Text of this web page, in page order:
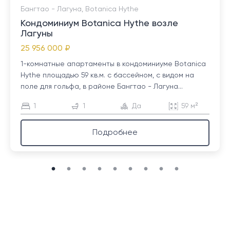
Бангтао - Лагуна, Botanica Hythe
Кондоминиум Botanica Hythe возле
Лагуны
25 956 000 ₽
1-комнатные апартаменты в кондоминиуме Botanica
Hythe площадью 59 кв.м. с бассейном, с видом на
поле для гольфа, в районе Бангтао - Лагуна...
1 1 Да 59 м²
Подробнее